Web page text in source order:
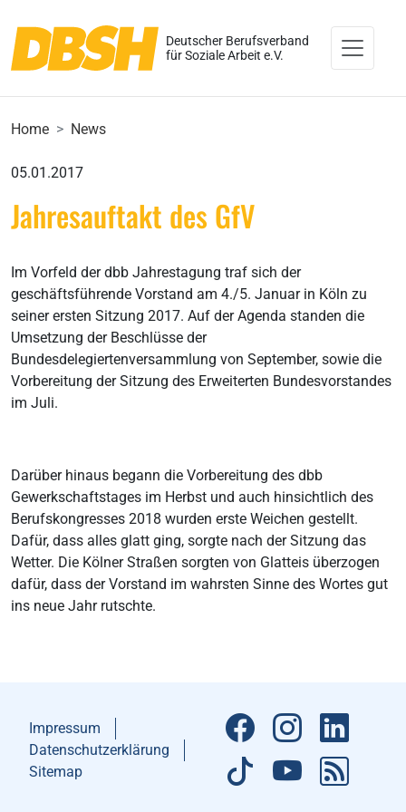
Deutscher Berufsverband
für Soziale Arbeit e.V.
Home News
05.01.2017
Jahresauftakt des GfV
Im Vorfeld der dbb Jahrestagung traf sich der
geschäftsführende Vorstand am 4./5. Januar in Köln zu
seiner ersten Sitzung 2017. Auf der Agenda standen die
Umsetzung der Beschlüsse der
Bundesdelegiertenversammlung von September, sowie die
Vorbereitung der Sitzung des Erweiterten Bundesvorstandes
im Juli.
Darüber hinaus begann die Vorbereitung des dbb
Gewerkschaftstages im Herbst und auch hinsichtlich des
Berufskongresses 2018 wurden erste Weichen gestellt.
Dafür, dass alles glatt ging, sorgte nach der Sitzung das
Wetter. Die Kölner Straßen sorgten von Glatteis überzogen
dafür, dass der Vorstand im wahrsten Sinne des Wortes gut
ins neue Jahr rutschte.
Impressum
Datenschutzerklärung
Sitemap